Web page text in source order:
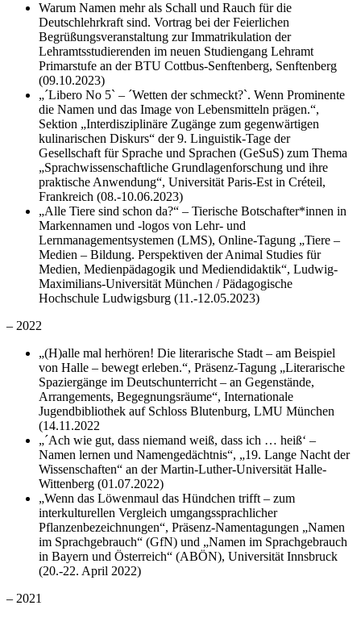
Warum Namen mehr als Schall und Rauch für die
Deutschlehrkraft sind. Vortrag bei der Feierlichen
Begrüßungsveranstaltung zur Immatrikulation der
Lehramtsstudierenden im neuen Studiengang Lehramt
Primarstufe an der BTU Cottbus-Senftenberg, Senftenberg
(09.10.2023)
„´Libero No 5` – ´Wetten der schmeckt?`. Wenn Prominente
die Namen und das Image von Lebensmitteln prägen.“,
Sektion „Interdisziplinäre Zugänge zum gegenwärtigen
kulinarischen Diskurs“ der 9. Linguistik-Tage der
Gesellschaft für Sprache und Sprachen (GeSuS) zum Thema
„Sprachwissenschaftliche Grundlagenforschung und ihre
praktische Anwendung“, Universität Paris-Est in Créteil,
Frankreich (08.-10.06.2023)
„Alle Tiere sind schon da?“ – Tierische Botschafter*innen in
Markennamen und -logos von Lehr- und
Lernmanagementsystemen (LMS), Online-Tagung „Tiere –
Medien – Bildung. Perspektiven der Animal Studies für
Medien, Medienpädagogik und Mediendidaktik“, Ludwig-
Maximilians-Universität München / Pädagogische
Hochschule Ludwigsburg (11.-12.05.2023)
– 2022
„(H)alle mal herhören! Die literarische Stadt – am Beispiel
von Halle – bewegt erleben.“, Präsenz-Tagung „Literarische
Spaziergänge im Deutschunterricht – an Gegenstände,
Arrangements, Begegnungsräume“, Internationale
Jugendbibliothek auf Schloss Blutenburg, LMU München
(14.11.2022
„´Ach wie gut, dass niemand weiß, dass ich … heiß‘ –
Namen lernen und Namengedächtnis“, „19. Lange Nacht der
Wissenschaften“ an der Martin-Luther-Universität Halle-
Wittenberg (01.07.2022)
„Wenn das Löwenmaul das Hündchen trifft – zum
interkulturellen Vergleich umgangssprachlicher
Pflanzenbezeichnungen“, Präsenz-Namentagungen „Namen
im Sprachgebrauch“ (GfN) und „Namen im Sprachgebrauch
in Bayern und Österreich“ (ABÖN), Universität Innsbruck
(20.-22. April 2022)
– 2021